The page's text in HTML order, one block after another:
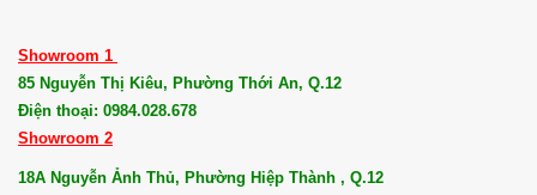
phẩm phù
hợp, bạn cần
hiểu rõ các
trọng. Hãy
Showroom 1
85 Nguyễn Thị Kiêu, Phường Thới An, Q.12
Điện thoại: 0984.028.678
Showroom 2
18A Nguyễn Ảnh Thủ, Phường Hiệp Thành , Q.12